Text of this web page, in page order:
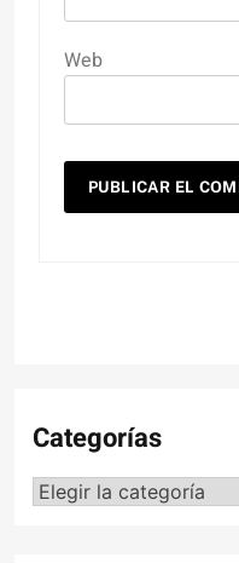
Web
Categorías
Categorías